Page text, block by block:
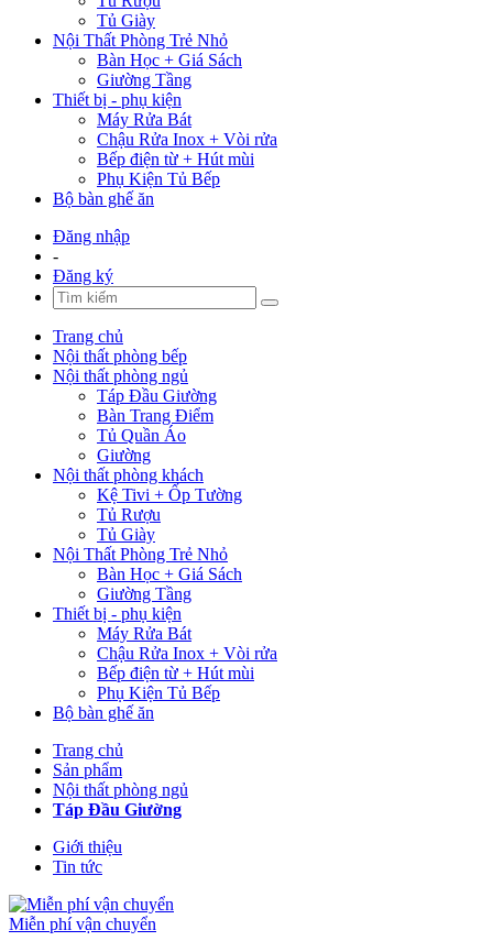
Tủ Giày
Nội Thất Phòng Trẻ Nhỏ
Bàn Học + Giá Sách
Giường Tầng
Thiết bị - phụ kiện
Máy Rửa Bát
Chậu Rửa Inox + Vòi rửa
Bếp điện từ + Hút mùi
Phụ Kiện Tủ Bếp
Bộ bàn ghế ăn
Đăng nhập
-
Đăng ký
Trang chủ
Nội thất phòng bếp
Nội thất phòng ngủ
Táp Đầu Giường
Bàn Trang Điểm
Tủ Quần Áo
Giường
Nội thất phòng khách
Kệ Tivi + Ốp Tường
Tủ Rượu
Tủ Giày
Nội Thất Phòng Trẻ Nhỏ
Bàn Học + Giá Sách
Giường Tầng
Thiết bị - phụ kiện
Máy Rửa Bát
Chậu Rửa Inox + Vòi rửa
Bếp điện từ + Hút mùi
Phụ Kiện Tủ Bếp
Bộ bàn ghế ăn
Trang chủ
Sản phẩm
Nội thất phòng ngủ
Táp Đầu Giường
Giới thiệu
Tin tức
Miễn phí vận chuyển